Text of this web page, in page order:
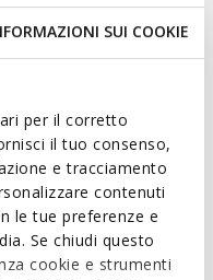
SUI COOKIE
per il corretto
il tuo consenso,
e tracciamento
contenuti
le tue preferenze e
Se chiudi questo
cookie e strumenti
aux lignes
marine, elle présente
effet nubuck et du
décontractées de tous
optimal.